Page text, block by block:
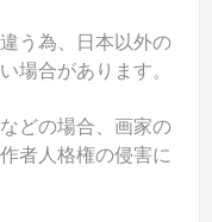
う為、日本以外の
場合があります。
どの場合、画家の
者人格権の侵害に